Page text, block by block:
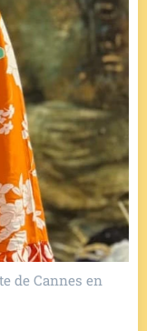
de Cannes en